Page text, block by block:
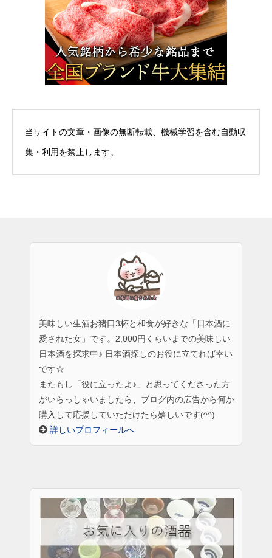
当サイトの文章・画像の無断転載、機械学習を含む自動収
集・利用を禁止します。
美味しい生酒お猪口3杯と和食が好きな「日本酒に
愛された女」です。2,000円くらいまでの美味しい
日本酒を探求中♪ 日本酒探しのお役に立てれば幸い
です☆
またもし「役に立ったよ♪」と思ってくださった方
がいらっしゃいましたら、ブログ内の広告から何か
購入して応援していただけたら嬉しいです(^^)
詳しいプロフィールへ